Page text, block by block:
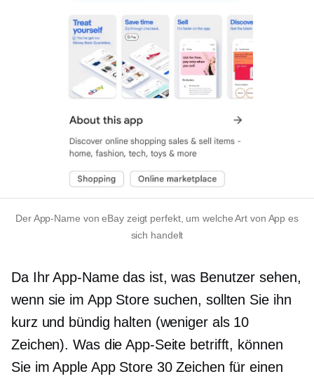
Der App-Name von eBay zeigt perfekt, um welche Art von App es
sich handelt
Da Ihr App-Name das ist, was Benutzer sehen,
wenn sie im App Store suchen, sollten Sie ihn
kurz und bündig halten (weniger als 10
Zeichen). Was die App-Seite betrifft, können
Sie im Apple App Store 30 Zeichen für einen